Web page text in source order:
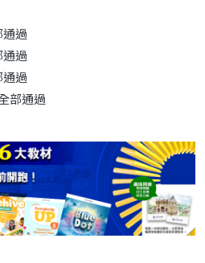
過
過
過
部通過